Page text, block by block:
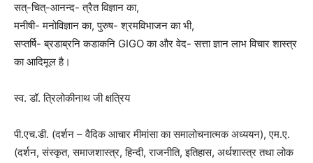
सत्-चित्-आनन्द- त्रैत विज्ञान का,
मनीषी- मनोविज्ञान का, पुरुष- श्रमविभाजन का भी,
सप्तर्षि- ब्रडाब्रनि कडाकनि GIGO का और वेद- सत्ता ज्ञान लाभ विचार शास्त्र
का आदिमूल है।
स्व. डॉ. त्रिलोकीनाथ जी क्षत्रिय
पी.एच.डी. (दर्शन – वैदिक आचार मीमांसा का समालोचनात्मक अध्ययन), एम.ए.
(दर्शन, संस्कृत, समाजशास्त्र, हिन्दी, राजनीति, इतिहास, अर्थशास्त्र तथा लोक